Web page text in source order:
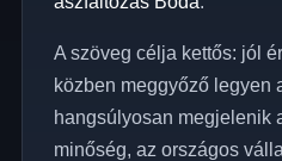
A szöveg célja kettős: jól
közben meggyőző legyen
hangsúlyosan megjelenik
minőség, az országos